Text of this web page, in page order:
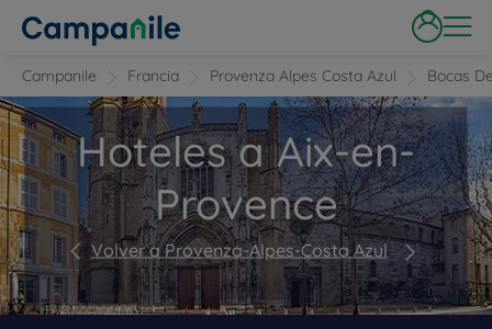
Campanile Francia Provenza Alpes Costa Azul Bocas
Hoteles a Aix-en-
Provence
Volver a Provenza-Alpes-Costa Azul